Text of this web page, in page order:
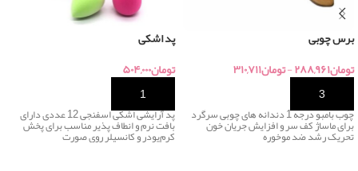
برس چوبی
تومان۲۸۸,۹۶۱-تومان۳۱۰,۷۱۱
چوب بامبو درجه 1 دندانه های چوبی سرگرد
برای ماساژ کف سر و افزایش جریان خون
تحریک رشد ضد موخوره
پد اشکی
تومان۵۰۴,۰۰۰
خرید
پد آرایشی اشکی اسفنجی 12 عددی دارای
بافت نرم و انطاف پذیر مناسب برای پخش
کرم‌پودر و کانسیلر روی صورت